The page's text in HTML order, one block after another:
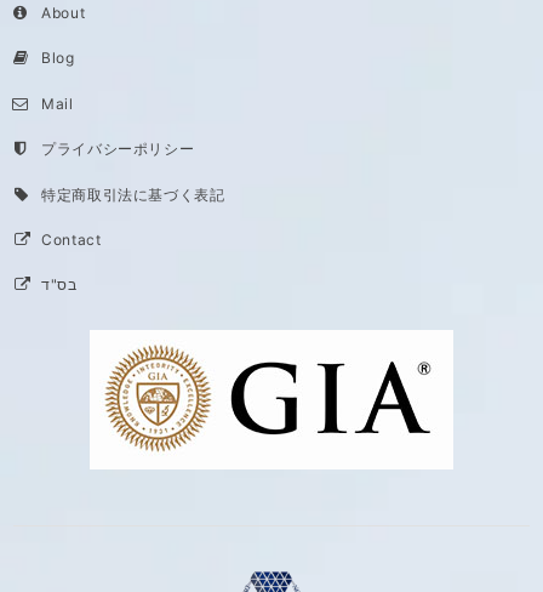
About
Blog
Mail
プライバシーポリシー
特定商取引法に基づく表記
Contact
בס"ד